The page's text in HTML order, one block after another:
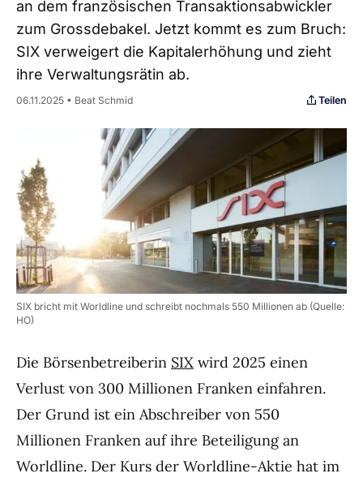
an dem französischen Transaktionsabwickler
zum Grossdebakel. Jetzt kommt es zum Bruch:
SIX verweigert die Kapitalerhöhung und zieht
ihre Verwaltungsrätin ab.
06.11.2025 • Beat Schmid Teilen
SIX bricht mit Worldline und schreibt nochmals 550 Millionen ab (Quelle:
HO)
Die Börsenbetreiberin SIX wird 2025 einen
Verlust von 300 Millionen Franken einfahren.
Der Grund ist ein Abschreiber von 550
Millionen Franken auf ihre Beteiligung an
Worldline. Der Kurs der Worldline-Aktie hat im